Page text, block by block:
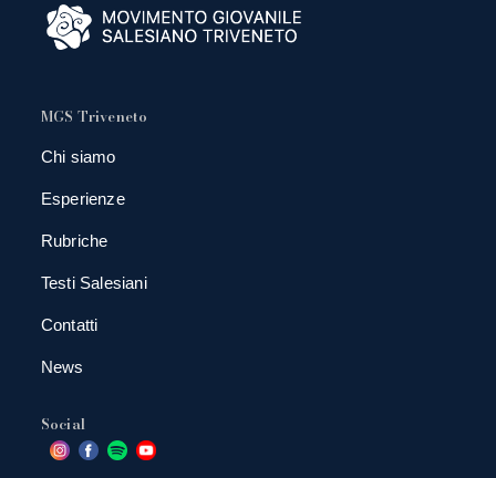
MGS Triveneto
Chi siamo
Esperienze
Rubriche
Testi Salesiani
Contatti
News
Social